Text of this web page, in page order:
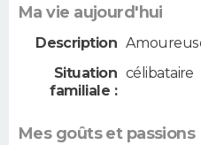
Ma vie aujourd'hui
Description
Situation
familiale :
célibataire
Mes goûts et passions